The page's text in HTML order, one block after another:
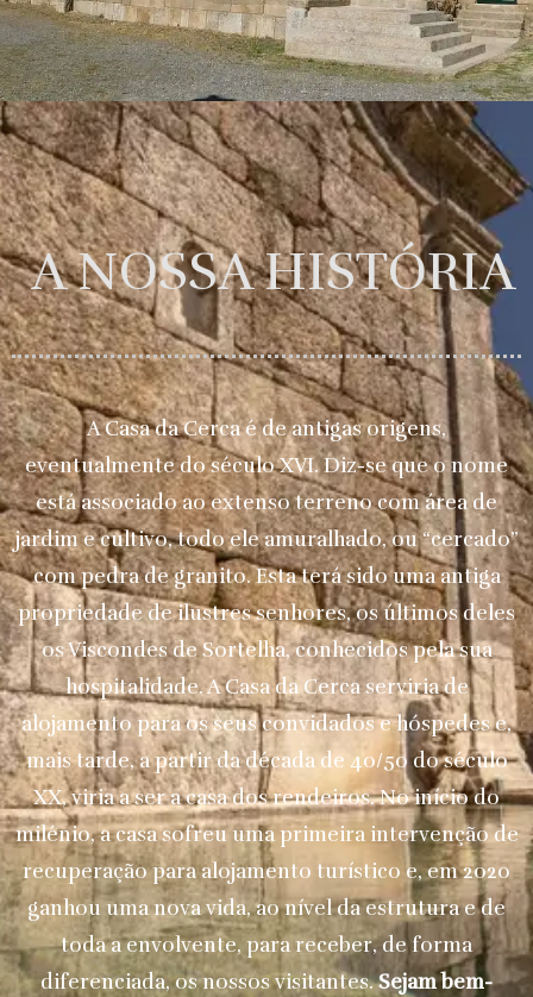
A NOSSA HISTÓRIA
A Casa da Cerca é de antigas origens,
eventualmente do século XVI. Diz-se que o nome
está associado ao extenso terreno com área de
jardim e cultivo, todo ele amuralhado, ou “cercado”
com pedra de granito. Esta terá sido uma antiga
propriedade de ilustres senhores, os últimos deles
os Viscondes de Sortelha, conhecidos pela sua
hospitalidade. A Casa da Cerca serviria de
alojamento para os seus convidados e hóspedes e,
mais tarde, a partir da década de 40/50 do século
XX, viria a ser a casa dos rendeiros. No início do
milénio, a casa sofreu uma primeira intervenção de
recuperação para alojamento turístico e, em 2020
ganhou uma nova vida, ao nível da estrutura e de
toda a envolvente, para receber, de forma
diferenciada, os nossos visitantes.Sejam bem-